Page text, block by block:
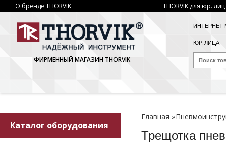
О бренде THORVIK THORVIK для юр. лиц
ФИРМЕННЫЙ МАГАЗИН THORVIK
ИНТЕРНЕТ
ЮР. ЛИЦА
Каталог оборудования
Главная »
Трещотка